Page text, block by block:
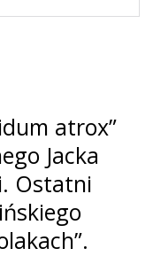
atrox”
Jacka
Ostatni